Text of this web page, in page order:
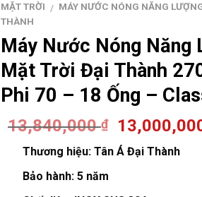
MẶT TRỜI / MÁY NƯỚC NÓNG NĂNG
THÀNH
Máy Nước Nóng Năng
Mặt Trời Đại Thành
Phi 70 – 18 Ống –
13,840,000₫
Thương hiệu:Tân Á Đại Thành
Bảo hành:5 năm